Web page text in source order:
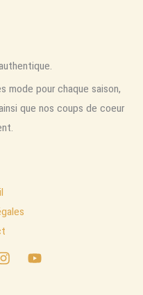
mode pour chaque saison,
que nos coups de coeur